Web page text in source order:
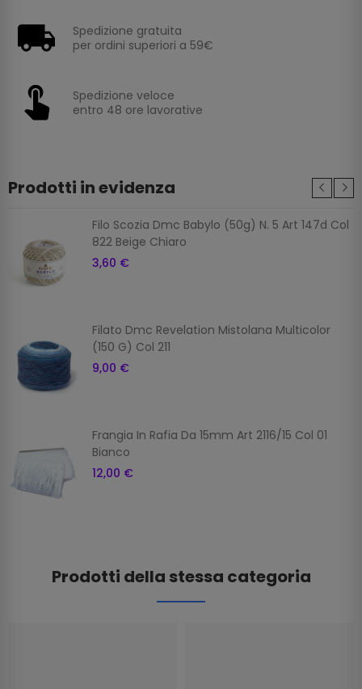
Spedizione gratuita
per ordini superiori a 59€
Spedizione veloce
entro 48 ore lavorative
Prodotti in evidenza
Filo Scozia Dmc Babylo (50g) N. 5 Art 147d Col
822 Beige Chiaro
3,60 €
Filato Dmc Revelation Mistolana Multicolor
(150 G) Col 211
9,00 €
Frangia In Rafia Da 15mm Art 2116/15 Col 01
Bianco
12,00 €
Prodotti della stessa categoria